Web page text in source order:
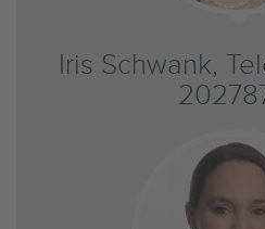
Iris Schwank,